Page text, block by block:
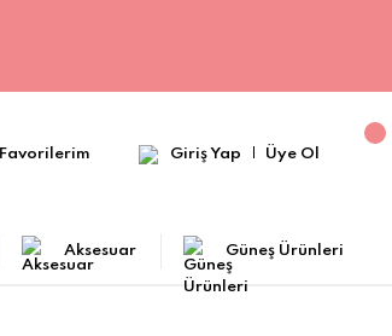
Favorilerim Giriş Yap Üye Ol
Aksesuar Güneş Ürünleri